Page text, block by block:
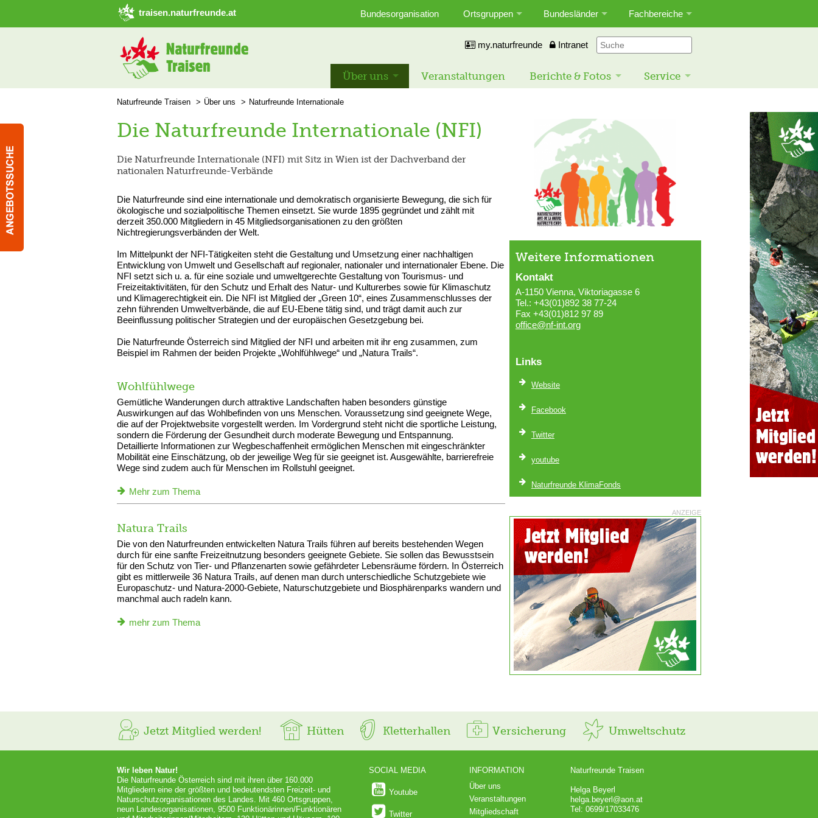
➜ Hauptregion der Seite anspringen
traisen.naturfreunde.at Bundesorganisation Ortsgruppen Bundesländer Fachbereiche
my.naturfreunde Intranet
Über uns Veranstaltungen Berichte & Fotos Service
Naturfreunde Traisen Über uns Naturfreunde Internationale
Die Naturfreunde Internationale (NFI)
Die Naturfreunde Internationale (NFI) mit Sitz in Wien ist der Dachverband der
nationalen Naturfreunde-Verbände
Die Naturfreunde sind eine internationale und demokratisch organisierte Bewegung, die sich für
ökologische und sozialpolitische Themen einsetzt. Sie wurde 1895 gegründet und zählt mit
derzeit 350.000 Mitgliedern in 45 Mitgliedsorganisationen zu den größten
Nichtregierungsverbänden der Welt.
Im Mittelpunkt der NFI-Tätigkeiten steht die Gestaltung und Umsetzung einer nachhaltigen
Entwicklung von Umwelt und Gesellschaft auf regionaler, nationaler und internationaler Ebene. Die
NFI setzt sich u. a. für eine soziale und umweltgerechte Gestaltung von Tourismus- und
Freizeitaktivitäten, für den Schutz und Erhalt des Natur- und Kulturerbes sowie für Klimaschutz
und Klimagerechtigkeit ein. Die NFI ist Mitglied der „Green 10“, eines Zusammenschlusses der
zehn führenden Umweltverbände, die auf EU-Ebene tätig sind, und trägt damit auch zur
Beeinflussung politischer Strategien und der europäischen Gesetzgebung bei.
Die Naturfreunde Österreich sind Mitglied der NFI und arbeiten mit ihr eng zusammen, zum
Beispiel im Rahmen der beiden Projekte „Wohlfühlwege“ und „Natura Trails“.
Wohlfühlwege
Gemütliche Wanderungen durch attraktive Landschaften haben besonders günstige
Auswirkungen auf das Wohlbefinden von uns Menschen. Voraussetzung sind geeignete Wege,
die auf der Projektwebsite vorgestellt werden. Im Vordergrund steht nicht die sportliche Leistung,
sondern die Förderung der Gesundheit durch moderate Bewegung und Entspannung.
Detaillierte Informationen zur Wegbeschaffenheit ermöglichen Menschen mit eingeschränkter
Mobilität eine Einschätzung, ob der jeweilige Weg für sie geeignet ist. Ausgewählte, barrierefreie
Wege sind zudem auch für Menschen im Rollstuhl geeignet.
Mehr zum Thema
Natura Trails
Die von den Naturfreunden entwickelten Natura Trails führen auf bereits bestehenden Wegen
durch für eine sanfte Freizeitnutzung besonders geeignete Gebiete. Sie sollen das Bewusstsein
für den Schutz von Tier- und Pflanzenarten sowie gefährdeter Lebensräume fördern. In Österreich
gibt es mittlerweile 36 Natura Trails, auf denen man durch unterschiedliche Schutzgebiete wie
Europaschutz- und Natura-2000-Gebiete, Naturschutzgebiete und Biosphärenparks wandern und
manchmal auch radeln kann.
mehr zum Thema
Weitere Informationen
Kontakt
A-1150 Vienna, Viktoriagasse 6
Tel.: +43(01)892 38 77-24
Fax +43(01)812 97 89
office@nf-int.org
Links
Website
Facebook
Twitter
youtube
Naturfreunde KlimaFonds
ANZEIGE
Jetzt Mitglied werden! Hütten Kletterhallen Versicherung Umweltschutz
Wir leben Natur!
Die Naturfreunde Österreich sind mit ihren über 160.000
Mitgliedern eine der größten und bedeutendsten Freizeit- und
Naturschutzorganisationen des Landes. Mit 460 Ortsgruppen,
neun Landesorganisationen, 9500 Funktionärinnen/Funktionären
SOCIAL MEDIA
Youtube
Twitter
INFORMATION
Über uns
Veranstaltungen
Mitgliedschaft
Naturfreunde Traisen
Helga Beyerl
helga.beyerl@aon.at
Tel: 0699/17033476